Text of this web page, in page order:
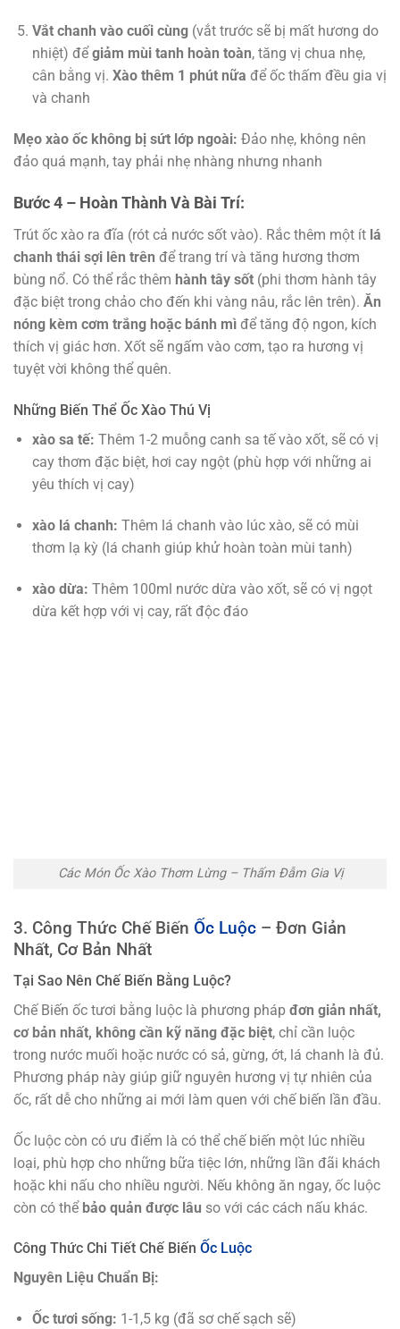
Vắt chanh vào cuối cùng(vắt trước sẽ bị mất hương do
nhiệt) đểgiảm mùi tanh hoàn toàn, tăng vị chua nhẹ,
cân bằng vị. Xào thêm 1 phút nữa để ốc thấm đều gia vị
và chanh
Mẹo xào ốc không bị sứt lớp ngoài: Đảo nhẹ, không nên
đảo quá mạnh, tay phải nhẹ nhàng nhưng nhanh
Bước 4 – Hoàn Thành Và Bài Trí:
Trút ốc xào ra đĩa (rót cả nước sốt vào). Rắc thêm một ít lá
chanh thái sợi lên trên để trang trí và tăng hương thơm
bùng nổ. Có thể rắc thêm hành tây sốt (phi thơm hành tây
đặc biệt trong chảo cho đến khi vàng nâu, rắc lên trên). Ăn
nóng kèm cơm trắng hoặc bánh mì để tăng độ ngon, kích
thích vị giác hơn. Xốt sẽ ngấm vào cơm, tạo ra hương vị
tuyệt vời không thể quên.
Những Biến Thể Ốc Xào Thú Vị
xào sa tế: Thêm 1-2 muỗng canh sa tế vào xốt, sẽ có vị
cay thơm đặc biệt, hơi cay ngột (phù hợp với những ai
yêu thích vị cay)
xào lá chanh: Thêm lá chanh vào lúc xào, sẽ có mùi
thơm lạ kỳ (lá chanh giúp khử hoàn toàn mùi tanh)
xào dừa: Thêm 100ml nước dừa vào xốt, sẽ có vị ngọt
dừa kết hợp với vị cay, rất độc đáo
Các Món Ốc Xào Thơm Lừng – Thấm Đẫm Gia Vị
3. Công Thức Chế Biến Ốc Luộc – Đơn Giản
Nhất, Cơ Bản Nhất
Tại Sao Nên Chế Biến Bằng Luộc?
Chế Biến ốc tươi bằng luộc là phương pháp đơn giản nhất,
cơ bản nhất, không cần kỹ năng đặc biệt, chỉ cần luộc
trong nước muối hoặc nước có sả, gừng, ớt, lá chanh là đủ.
Phương pháp này giúp giữ nguyên hương vị tự nhiên của
ốc, rất dễ cho những ai mới làm quen với chế biến lần đầu.
Ốc luộc còn có ưu điểm là có thể chế biến một lúc nhiều
loại, phù hợp cho những bữa tiệc lớn, những lần đãi khách
hoặc khi nấu cho nhiều người. Nếu không ăn ngay, ốc luộc
còn có thể bảo quản được lâu so với các cách nấu khác.
Công Thức Chi Tiết Chế Biến Ốc Luộc
Nguyên Liệu Chuẩn Bị:
Ốc tươi sống: 1-1,5 kg (đã sơ chế sạch sẽ)